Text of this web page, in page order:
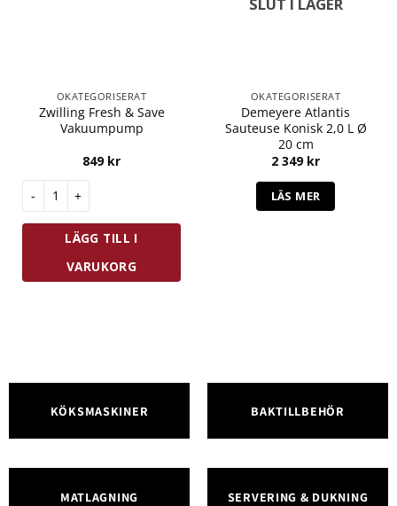
OKATEGORISERAT
Zwilling Fresh & Save
Vakuumpump
849 kr
Zwilling Fresh & Save Vakuumpump mängd
LÄGG TILL I
VARUKORG
OKATEGORISERAT
Demeyere Atlantis
Sauteuse Konisk 2,0 L Ø
20 cm
2 349 kr
LÄS MER
KÖKSMASKINER BAKTILLBEHÖR
MATLAGNING SERVERING & DUKNING